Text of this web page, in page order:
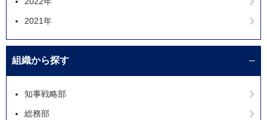
2021年
組織から探す
知事戦略部
総務部